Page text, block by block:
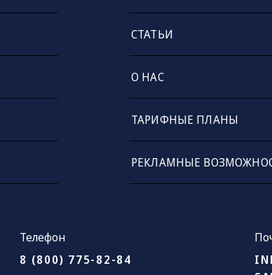
СТАТЬИ
О НАС
ТАРИФНЫЕ ПЛАНЫ
РЕКЛАМНЫЕ
Телефон
8 (800) 775-82-84